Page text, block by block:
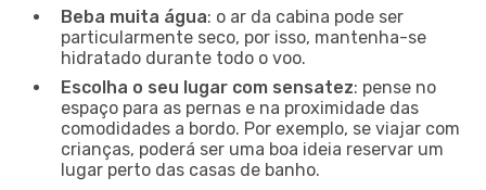
Beba muita água: o ar da cabina pode ser
particularmente seco, por isso, mantenha-se
hidratado durante todo o voo.
Escolha o seu lugar com sensatez: pense no
espaço para as pernas e na proximidade das
comodidades a bordo. Por exemplo, se viajar com
crianças, poderá ser uma boa ideia reservar um
lugar perto das casas de banho.